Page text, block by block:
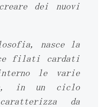
dei nuovi
nasce la
filati cardati
le varie
in un ciclo
da